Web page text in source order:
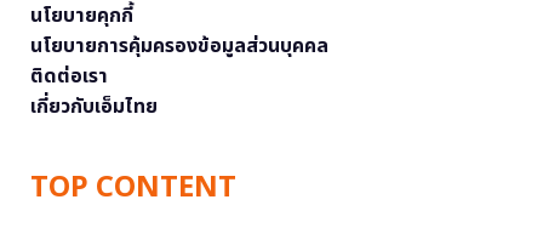
นโยบายคุกกี้
นโยบายการคุ้มครองข้อมูลส่วนบุคคล
ติดต่อเรา
เกี่ยวกับเอ็มไทย
TOP CONTENT